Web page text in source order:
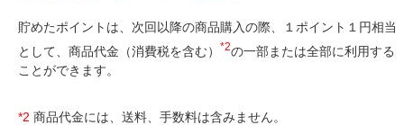
貯めたポイントは、次回以降の商品購入の際、１ポイント１円相当
として、商品代金（消費税を含む）
*2の一部または全部に利用する
ことができます。
*2 商品代金には、送料、手数料は含みません。